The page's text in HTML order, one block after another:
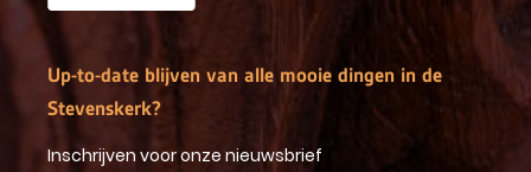
Up-to-date blijven van alle mooie dingen in de
Stevenskerk?
Inschrijven voor onze nieuwsbrief